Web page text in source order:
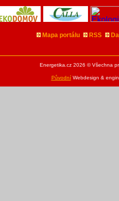
Mapa portálu RSS
Energetika.cz 2026 © Všechna
PůvodníWebdesign &